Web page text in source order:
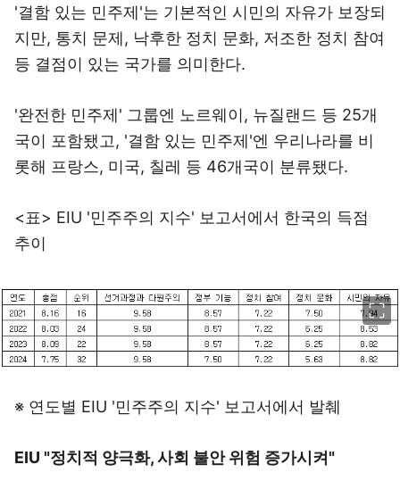
'결함 있는 민주제'는 기본적인 시민의 자유가 보장되
지만, 통치 문제, 낙후한 정치 문화, 저조한 정치 참여
등 결점이 있는 국가를 의미한다.
'완전한 민주제' 그룹엔 노르웨이, 뉴질랜드 등 25개
국이 포함됐고, '결함 있는 민주제'엔 우리나라를 비
롯해 프랑스, 미국, 칠레 등 46개국이 분류됐다.
<표> EIU '민주주의 지수' 보고서에서 한국의 득점
추이
※ 연도별 EIU '민주주의 지수' 보고서에서 발췌
EIU "정치적 양극화, 사회 불안 위험 증가시켜"